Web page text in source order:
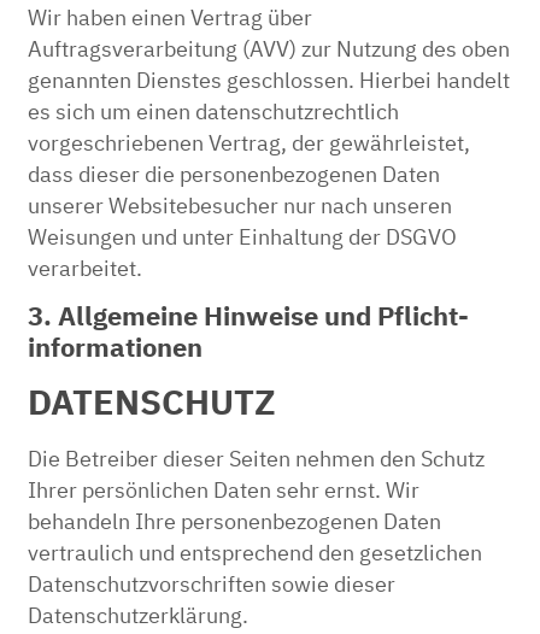
Wir haben einen Vertrag über
Auftragsverarbeitung (AVV) zur Nutzung des oben
genannten Dienstes geschlossen. Hierbei handelt
es sich um einen datenschutzrechtlich
vorgeschriebenen Vertrag, der gewährleistet,
dass dieser die personenbezogenen Daten
unserer Websitebesucher nur nach unseren
Weisungen und unter Einhaltung der DSGVO
verarbeitet.
3. Allgemeine Hinweise und Pflicht­
informationen
DATENSCHUTZ
Die Betreiber dieser Seiten nehmen den Schutz
Ihrer persönlichen Daten sehr ernst. Wir
behandeln Ihre personenbezogenen Daten
vertraulich und entsprechend den gesetzlichen
Datenschutzvorschriften sowie dieser
Datenschutzerklärung.